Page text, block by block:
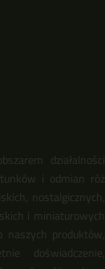
działalności
i odmian róż
nostalgicznych,
i miniaturowych
produktów,
doświadczenie,